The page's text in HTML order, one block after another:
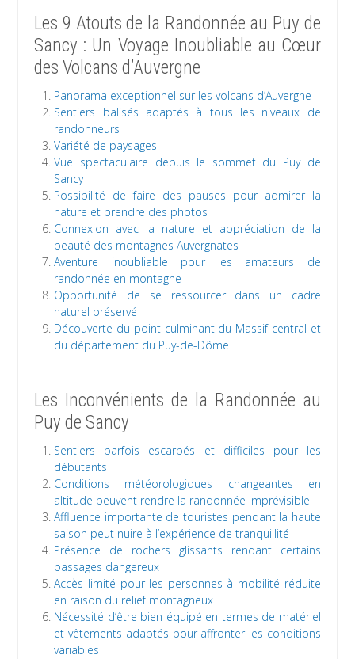
Les 9 Atouts de la Randonnée au Puy de
Sancy : Un Voyage Inoubliable au Cœur
des Volcans d’Auvergne
Panorama exceptionnel sur les volcans d’Auvergne
Sentiers balisés adaptés à tous les niveaux de
randonneurs
Variété de paysages
Vue spectaculaire depuis le sommet du Puy de
Sancy
Possibilité de faire des pauses pour admirer la
nature et prendre des photos
Connexion avec la nature et appréciation de la
beauté des montagnes Auvergnates
Aventure inoubliable pour les amateurs de
randonnée en montagne
Opportunité de se ressourcer dans un cadre
naturel préservé
Découverte du point culminant du Massif central et
du département du Puy-de-Dôme
Les Inconvénients de la Randonnée au
Puy de Sancy
Sentiers parfois escarpés et difficiles pour les
débutants
Conditions météorologiques changeantes en
altitude peuvent rendre la randonnée imprévisible
Affluence importante de touristes pendant la haute
saison peut nuire à l’expérience de tranquillité
Présence de rochers glissants rendant certains
passages dangereux
Accès limité pour les personnes à mobilité réduite
en raison du relief montagneux
Nécessité d’être bien équipé en termes de matériel
et vêtements adaptés pour affronter les conditions
variables